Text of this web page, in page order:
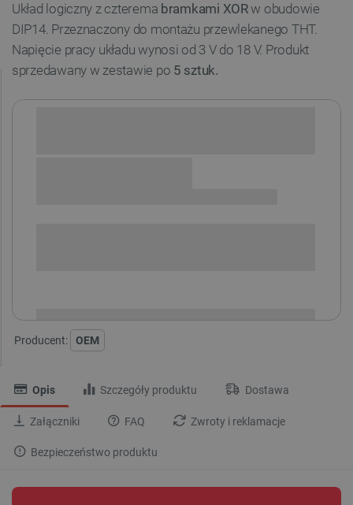
Układ logiczny z czterema bramkami XORw obudowie
DIP14. Przeznaczony do montażu przewlekanego THT.
Napięcie pracy układu wynosi od 3 V do 18 V. Produkt
sprzedawany w zestawie po 5 sztuk.
Producent: OEM
Opis Szczegóły produktu Dostawa
Załączniki FAQ Zwroty i reklamacje
Bezpieczeństwo produktu